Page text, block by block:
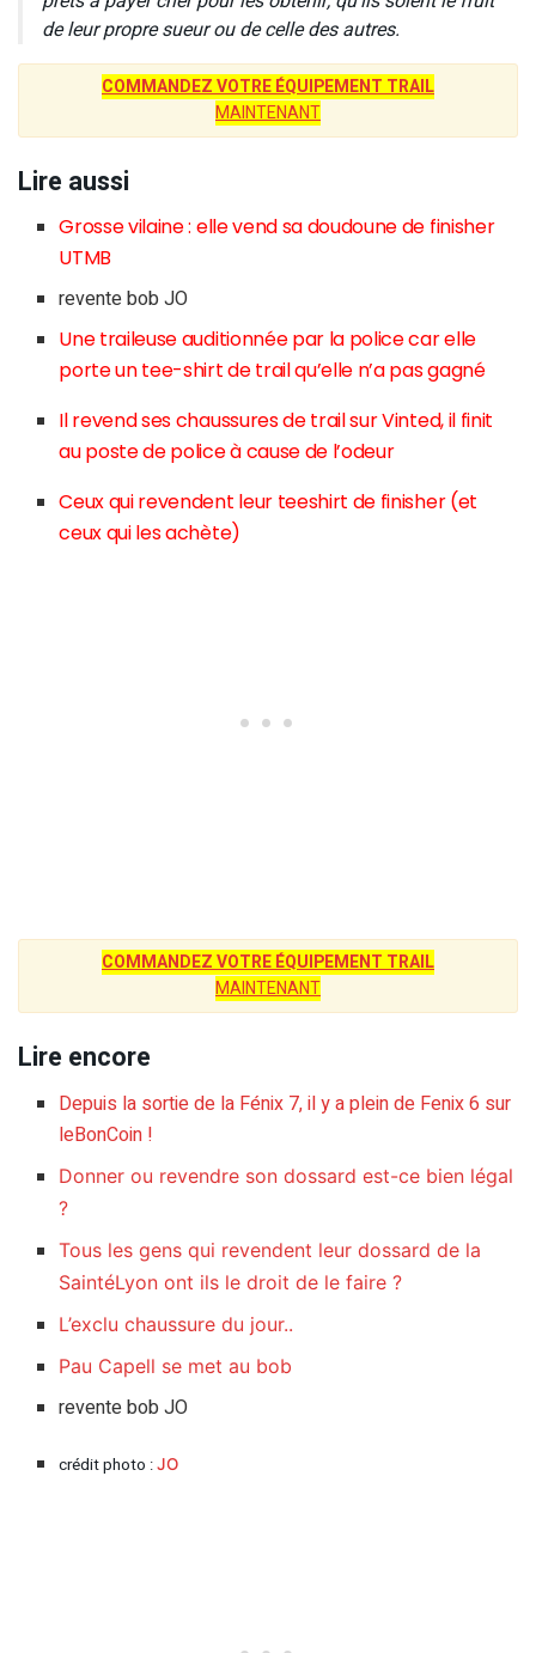
de leur propre sueur ou de celle des autres.
COMMANDEZ VOTRE ÉQUIPEMENT TRAIL
MAINTENANT
Lire aussi
Grosse vilaine : elle vend sa doudoune de finisher
UTMB
revente bob JO
Une traileuse auditionnée par la police car elle
porte un tee-shirt de trail qu’elle n’a pas gagné
Il revend ses chaussures de trail sur Vinted, il finit
au poste de police à cause de l’odeur
Ceux qui revendent leur teeshirt de finisher (et
ceux qui les achète)
COMMANDEZ VOTRE ÉQUIPEMENT TRAIL
MAINTENANT
Lire encore
Depuis la sortie de la Fénix 7, il y a plein de Fenix 6 sur
leBonCoin !
Donner ou revendre son dossard est-ce bien légal
?
Tous les gens qui revendent leur dossard de la
SaintéLyon ont ils le droit de le faire ?
L’exclu chaussure du jour..
Pau Capell se met au bob
revente bob JO
crédit photo :JO